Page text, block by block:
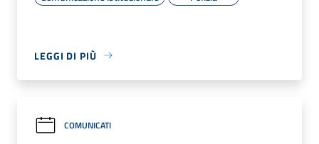
LEGGI DI PIÙ
COMUNICATI